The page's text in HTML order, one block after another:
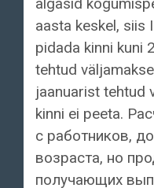
aasta keskel, siis
pidada kinni kuni
tehtud
jaanuarist tehtud
kinni ei peeta.
с работников,
возраста, но
получающих